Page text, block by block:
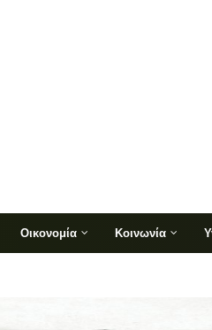
Οικονομία Κοινωνία